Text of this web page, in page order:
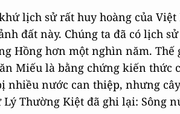
lịch sử rất huy hoàng của
đất này. Chúng ta đã có lịch
Hồng hơn một nghìn năm.
Miếu là bằng chứng kiến thức
nhiều nước can thiệp, nhưng
Thường Kiệt đã ghi lại: Sông